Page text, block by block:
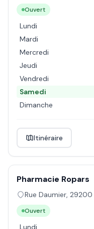
Ouvert
Lundi
Mardi
Mercredi
Jeudi
Vendredi
Samedi
Dimanche
Itinéraire
Pharmacie Ropars
Rue Daumier, 29200
Ouvert
Lundi